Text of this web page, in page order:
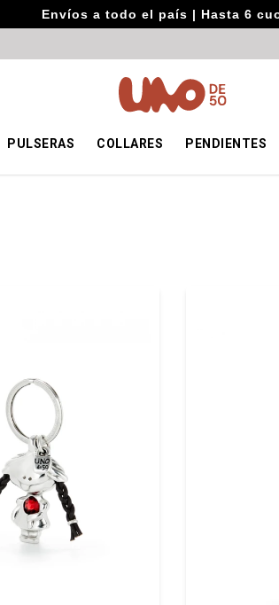
Envíos a todo el país | Hasta 6
PULSERAS COLLARES PENDIENTES